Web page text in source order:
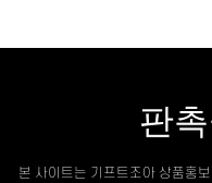
판
본 사이트는 기프트조아 상품홍